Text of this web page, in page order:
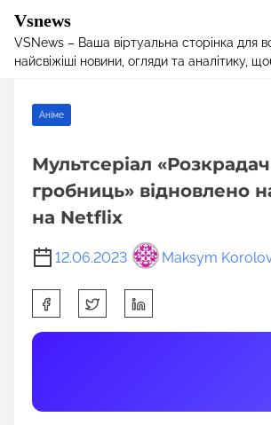
Vsnews
VSNews – Ваша віртуальна сторінка для
найсвіжіші новини, огляди та аналітику,
Home/Аніме/ Мультсеріал «Розкрадачка
Аніме
Мультсеріал
гробниць» відновлено
на Netflix
12.06.2023 Maksym
h
a
t